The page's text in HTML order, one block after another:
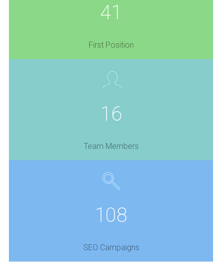
41
First Position
16
Team Members
108
SEO Campaigns